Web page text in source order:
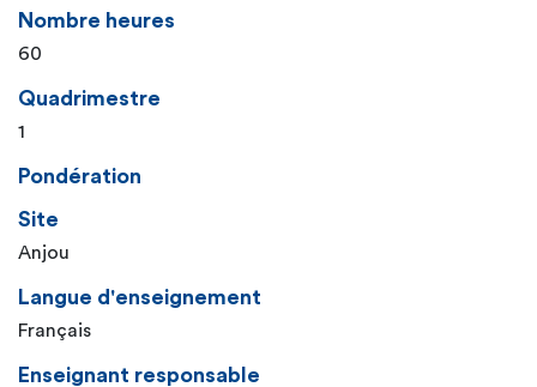
Nombre heures
60
Quadrimestre
1
Pondération
Site
Anjou
Langue d'enseignement
Français
Enseignant responsable